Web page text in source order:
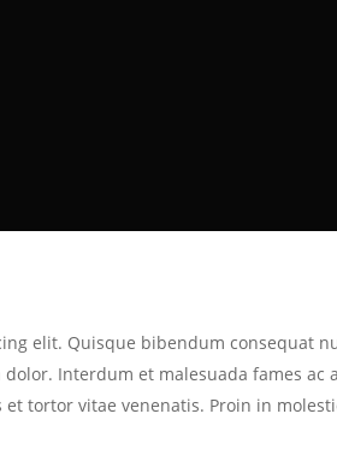
elit. Quisque bibendum consequat
Interdum et malesuada fames
tortor vitae venenatis. Proin in